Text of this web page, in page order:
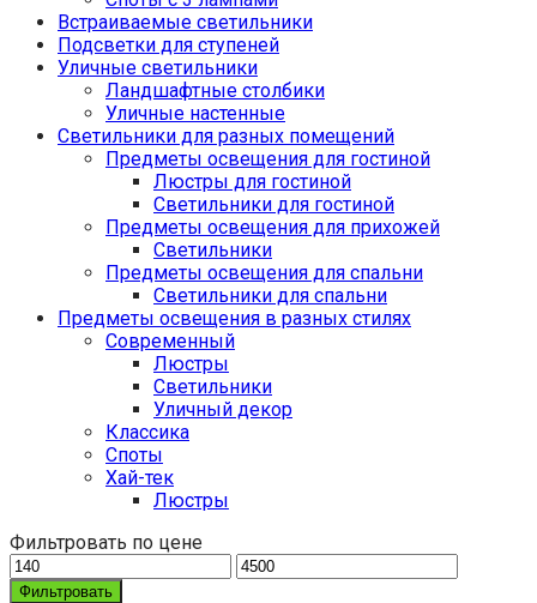
Встраиваемые светильники
Подсветки для ступеней
Уличные светильники
Ландшафтные столбики
Уличные настенные
Светильники для разных помещений
Предметы освещения для гостиной
Люстры для гостиной
Светильники для гостиной
Предметы освещения для прихожей
Светильники
Предметы освещения для спальни
Светильники для спальни
Предметы освещения в разных стилях
Cовременный
Люстры
Светильники
Уличный декор
Классика
Споты
Хай-тек
Люстры
Фильтровать по цене
Фильтровать